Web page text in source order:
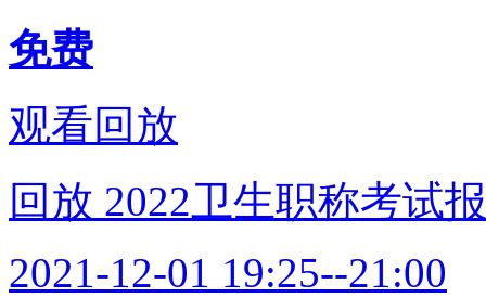
免费
观看回放
回放 2022卫生职称考试
2021-12-01 19:25--21:00